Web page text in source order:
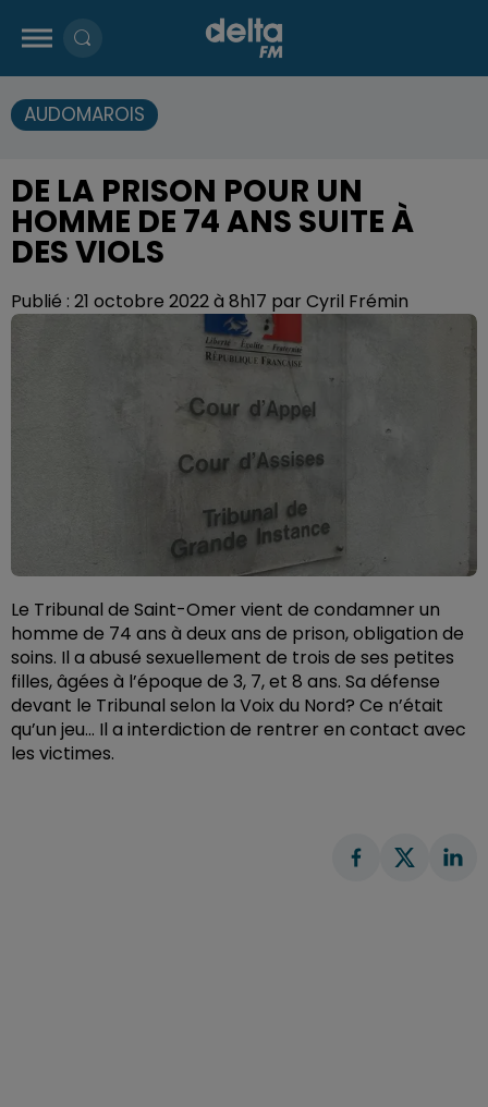
AUDOMAROIS
DE LA PRISON POUR UN
HOMME DE 74 ANS SUITE À
DES VIOLS
Publié : 21 octobre 2022 à 8h17 par Cyril Frémin
Le Tribunal de Saint-Omer vient de condamner un
homme de 74 ans à deux ans de prison, obligation de
soins. Il a abusé sexuellement de trois de ses petites
filles, âgées à l’époque de 3, 7, et 8 ans. Sa défense
devant le Tribunal selon la Voix du Nord? Ce n’était
qu’un jeu… Il a interdiction de rentrer en contact avec
les victimes.